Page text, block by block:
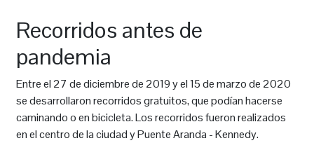
Recorridos antes de
pandemia
Entre el 27 de diciembre de 2019 y el 15 de marzo de 2020
se desarrollaron recorridos gratuitos, que podían hacerse
caminando o en bicicleta. Los recorridos fueron realizados
en el centro de la ciudad y Puente Aranda - Kennedy.